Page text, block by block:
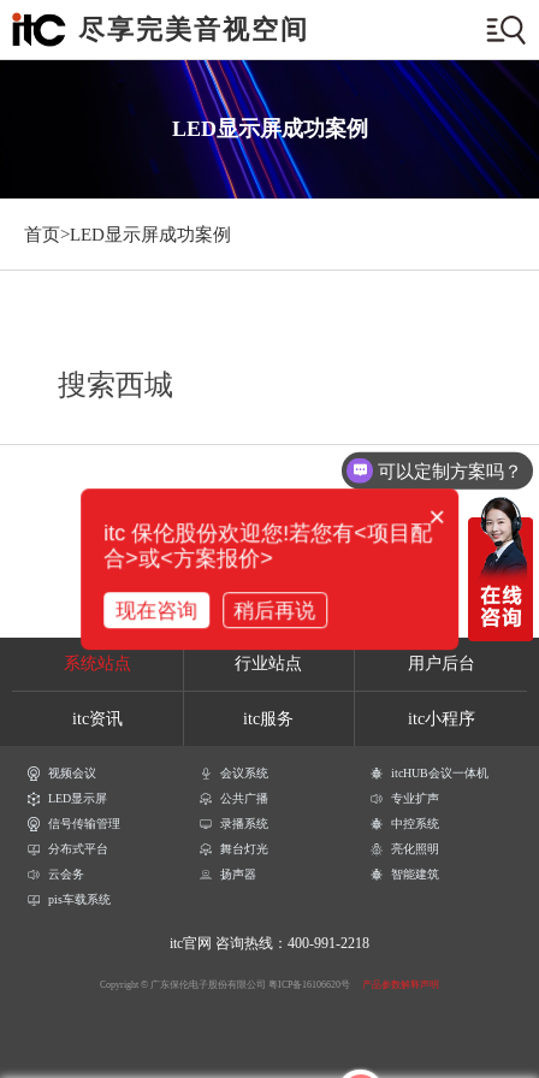
尽享完美音视空间
LED显示屏成功案例
首页>LED显示屏成功案例
搜索西城
系统站点 行业站点 用户后台
itc资讯 itc服务 itc小程序
视频会议 会议系统
itcHUB会议一体机
LED显示屏
公共广播
专业扩声
信号传输管理
录播系统
中控系统
分布式平台
舞台灯光
亮化照明
云会务
扬声器
智能建筑
pis车载系统
itc官网 咨询热线：400-991-2218
Copyright © 广东保伦电子股份有限公司 粤ICP备16106620号 产品参数解释声明
可以定制方案吗？
×
itc 保伦股份欢迎您!若您有<项目配
合>或<方案报价>
现在咨询 稍后再说